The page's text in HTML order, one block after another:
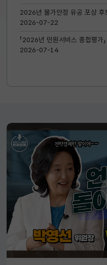
2026년 물가안정 유공 포상 후
2026-07-22
「2026년 민원서비스 종합평
2026-07-14